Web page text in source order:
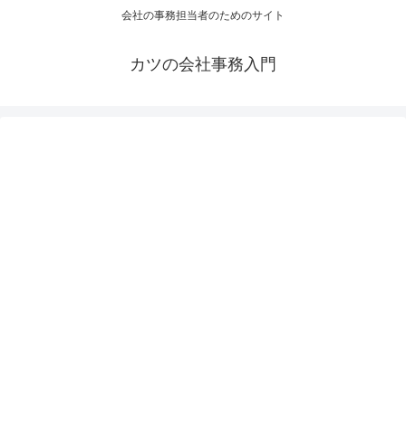
会社の事務担当者のためのサイト
カツの会社事務入門